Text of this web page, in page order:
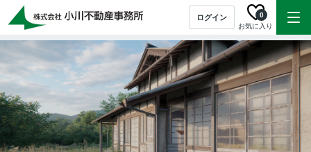
ログイン
お気に入り
0